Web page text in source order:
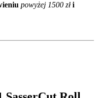
powyżej 1500 złi